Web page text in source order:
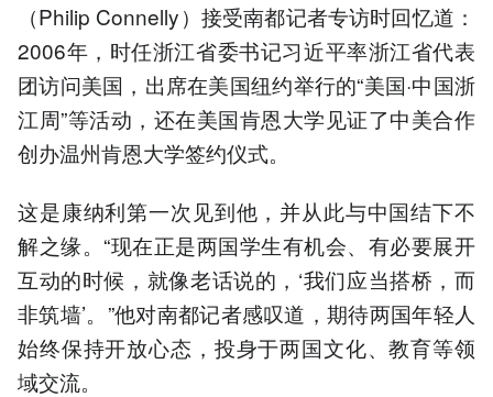
（Philip Connelly）接受南都记者专访时回忆道：
2006年，时任浙江省委书记习近平率浙江省代表
团访问美国，出席在美国纽约举行的“美国·中国浙
江周”等活动，还在美国肯恩大学见证了中美合作
创办温州肯恩大学签约仪式。
这是康纳利第一次见到他，并从此与中国结下不
解之缘。“现在正是两国学生有机会、有必要展开
互动的时候，就像老话说的，‘我们应当搭桥，而
非筑墙’。”他对南都记者感叹道，期待两国年轻人
始终保持开放心态，投身于两国文化、教育等领
域交流。